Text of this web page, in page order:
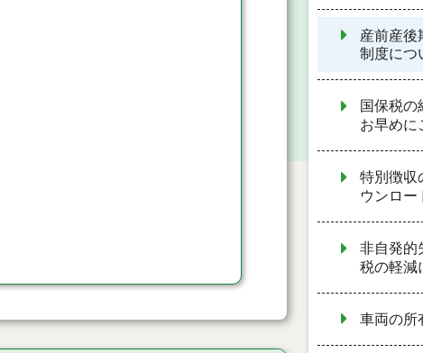
産前産後
制度につ
国保税の
お早めに
特別徴収
ウンロー
非自発的
税の軽減
車両の所